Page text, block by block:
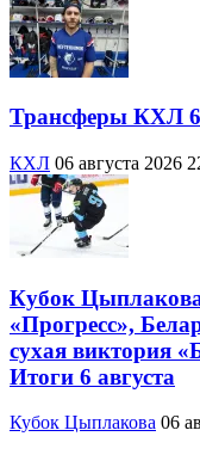
Трансферы КХЛ 6
КХЛ 06 августа 2026
Кубок
«Прогресс»,
сухая виктория
Итоги 6 августа
Кубок Цыплакова 06